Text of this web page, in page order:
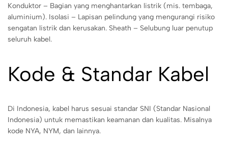
Konduktor – Bagian yang menghantarkan listrik (mis. tembaga,
aluminium). Isolasi – Lapisan pelindung yang mengurangi risiko
sengatan listrik dan kerusakan. Sheath – Selubung luar penutup
seluruh kabel.
Kode & Standar Kabel
Di Indonesia, kabel harus sesuai standar SNI (Standar Nasional
Indonesia) untuk memastikan keamanan dan kualitas. Misalnya
kode NYA, NYM, dan lainnya.